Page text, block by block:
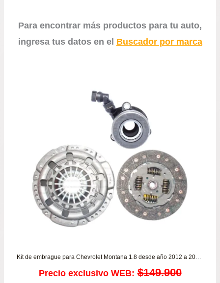
Para encontrar más productos para tu auto,
ingresa tus datos en el Buscador por marca
Kit de embrague para Chevrolet Montana 1.8 desde año 2012 a 2019 LUK
Precio exclusivo WEB: $149.900